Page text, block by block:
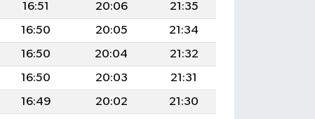
16:51 20:06
21:35
16:50 20:05
21:34
16:50 20:04
21:32
16:50 20:03
21:31
16:49 20:02
21:30